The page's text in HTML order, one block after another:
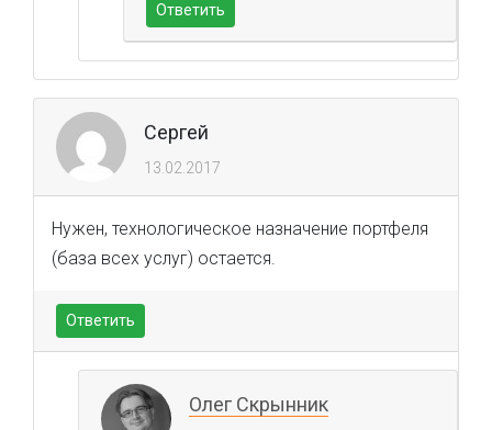
Ответить
Сергей
13.02.2017
Нужен, технологическое назначение портфеля
(база всех услуг) остается.
Ответить
Олег Скрынник